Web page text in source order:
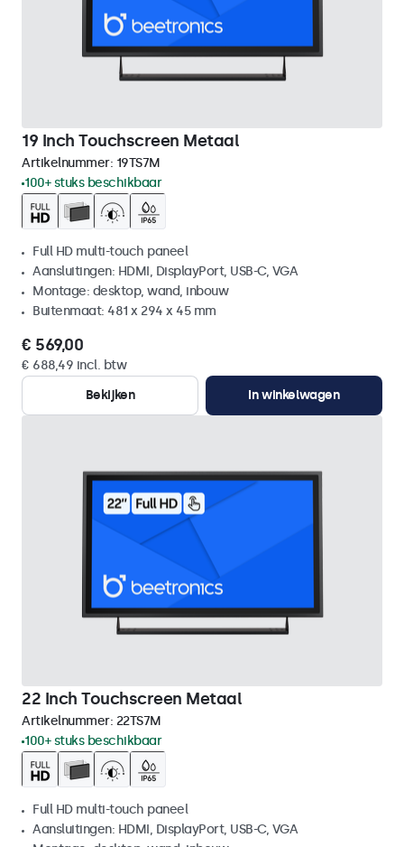
19 Inch Touchscreen Metaal
Artikelnummer: 19TS7M
100+ stuks beschikbaar
Full HD multi-touch paneel
Aansluitingen: HDMI, DisplayPort, USB-C, VGA
Montage: desktop, wand, inbouw
Buitenmaat: 481 x 294 x 45 mm
€ 569,00
€ 688,49 incl. btw
Bekijken
In winkelwagen
22 Inch Touchscreen Metaal
Artikelnummer: 22TS7M
100+ stuks beschikbaar
Full HD multi-touch paneel
Aansluitingen: HDMI, DisplayPort, USB-C, VGA